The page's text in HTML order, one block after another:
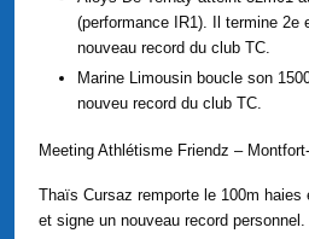
(performance IR1). Il termine 2e
nouveau record du club TC.
Marine Limousin boucle son
nouveu record du club TC.
Meeting Athlétisme Friendz –
Thaïs Cursaz remporte le 100m haies
et signe un nouveau record personnel.